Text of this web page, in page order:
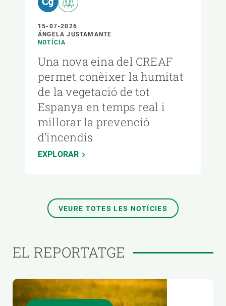
15-07-2026
ÁNGELA JUSTAMANTE
NOTÍCIA
Una nova eina del CREAF
permet conèixer la humitat
de la vegetació de tot
Espanya en temps real i
millorar la prevenció
d’incendis
EXPLORAR
VEURE TOTES LES NOTÍCIES
EL REPORTATGE